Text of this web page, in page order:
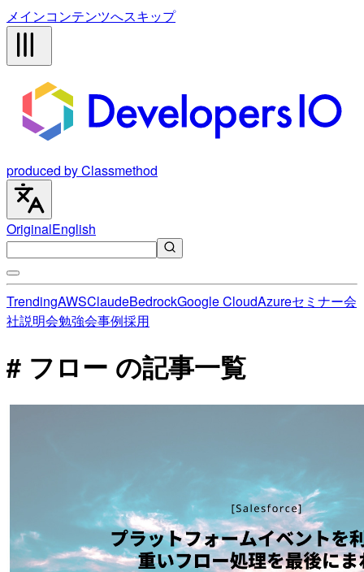
メインコンテンツへスキップ
produced by Classmethod
OriginalEnglish
TrendingAWSClaudeBedrockGoogle CloudAzureセミナー会
社説明会勉強会事例採用
# フロー の記事一覧